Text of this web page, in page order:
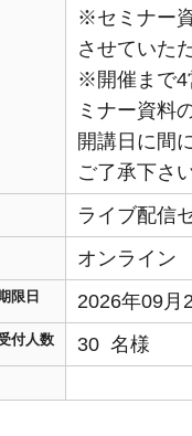
※セミナー
させていた
※開催まで4
ミナー資料
開講日に間
ご了承下さ
ライブ配信
オンライン
限日 2026年09月
付人数 30 名様